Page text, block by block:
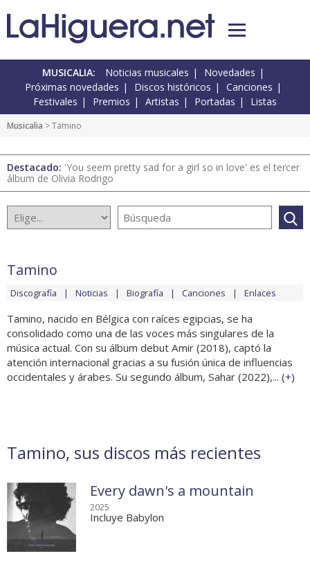
MUSICALIA: Noticias musicales
Novedades
Próximas novedades
Discos históricos
Canciones
Festivales
Premios Artistas Portadas Listas
Musicalia > Tamino
Destacado: 'You seem pretty sad for a girl so in love' es el tercer
álbum de Olivia Rodrigo
Tamino
Discografía Noticias Biografía Canciones Enlaces
Tamino, nacido en Bélgica con raíces egipcias, se ha
consolidado como una de las voces más singulares de la
música actual. Con su álbum debut Amir (2018), captó la
atención internacional gracias a su fusión única de influencias
occidentales y árabes. Su segundo álbum, Sahar (2022),... (+)
Tamino, sus discos más recientes
Every dawn's a mountain
2025
Incluye Babylon